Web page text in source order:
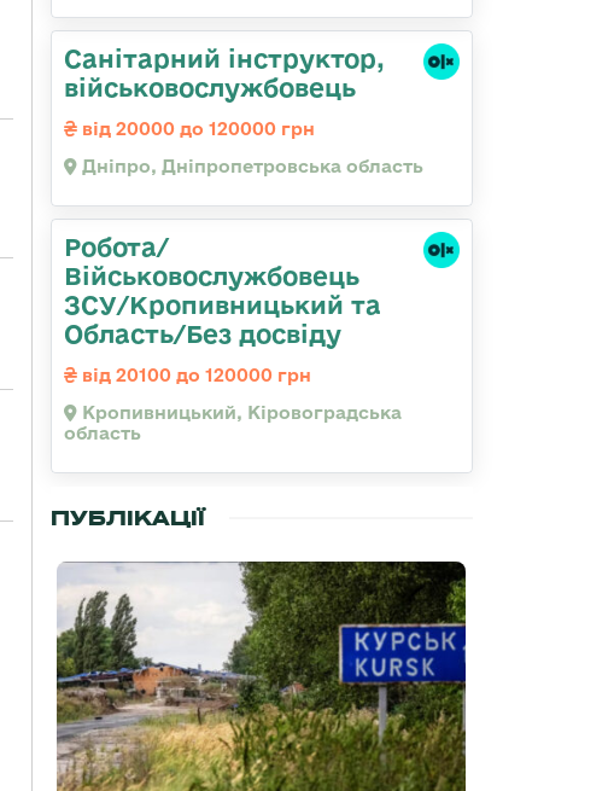
Санітарний інструктор,
військовослужбовець
від 20000 до 120000 грн
Дніпро, Дніпропетровська область
Робота/
Військовослужбовець
ЗСУ/Кропивницький та
Область/Без досвіду
від 20100 до 120000 грн
Кропивницький, Кіровоградська
область
ПУБЛІКАЦІЇ